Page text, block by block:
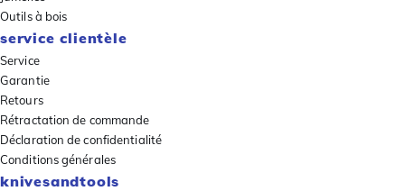
Outils à bois
service clientèle
Service
Garantie
Retours
Rétractation de commande
Déclaration de confidentialité
Conditions générales
knivesandtools